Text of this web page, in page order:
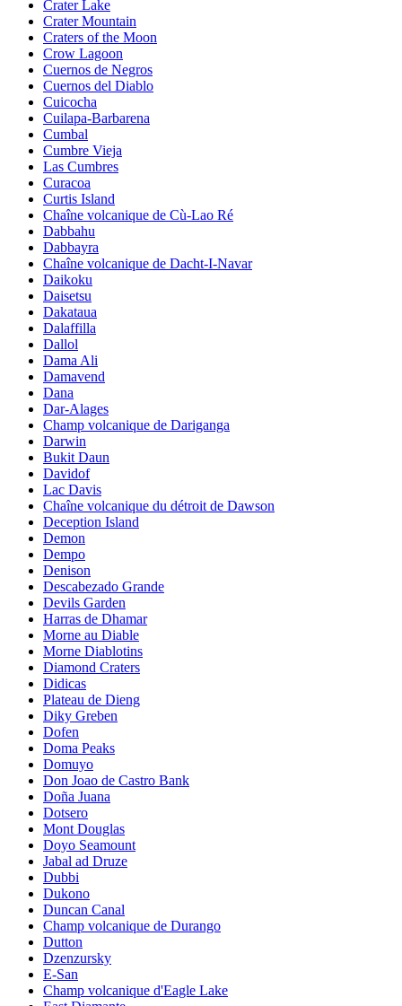
Crater Lake
Crater Mountain
Craters of the Moon
Crow Lagoon
Cuernos de Negros
Cuernos del Diablo
Cuicocha
Cuilapa-Barbarena
Cumbal
Cumbre Vieja
Las Cumbres
Curacoa
Curtis Island
Chaîne volcanique de Cù-Lao Ré
Dabbahu
Dabbayra
Chaîne volcanique de Dacht-I-Navar
Daikoku
Daisetsu
Dakataua
Dalaffilla
Dallol
Dama Ali
Damavend
Dana
Dar-Alages
Champ volcanique de Dariganga
Darwin
Bukit Daun
Davidof
Lac Davis
Chaîne volcanique du détroit de Dawson
Deception Island
Demon
Dempo
Denison
Descabezado Grande
Devils Garden
Harras de Dhamar
Morne au Diable
Morne Diablotins
Diamond Craters
Didicas
Plateau de Dieng
Diky Greben
Dofen
Doma Peaks
Domuyo
Don Joao de Castro Bank
Doña Juana
Dotsero
Mont Douglas
Doyo Seamount
Jabal ad Druze
Dubbi
Dukono
Duncan Canal
Champ volcanique de Durango
Dutton
Dzenzursky
E-San
Champ volcanique d'Eagle Lake